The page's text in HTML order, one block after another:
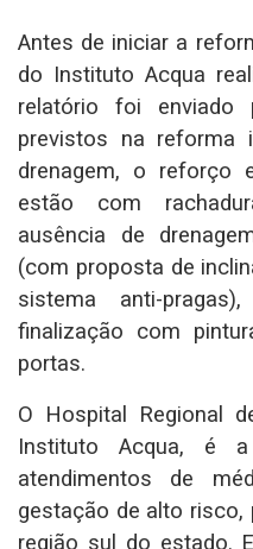
Antes de iniciar a
do Instituto Acqua
relatório foi enviado
previstos na reforma
drenagem, o reforço
estão com
ausência de
(com proposta de
sistema anti-
finalização com
portas.
O Hospital Regional
Instituto Acqua, é
atendimentos de
gestação de alto risco,
região sul do estado.